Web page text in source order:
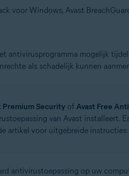
antivirusprogramma mogelijk
als schadelijk kunnen
Premium Securityof Avast Free
van Avast installeert.
artikel voor uitgebreide instructies:
antivirustoepassing op uw